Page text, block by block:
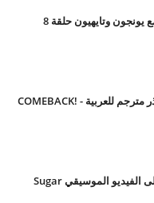
برنامج شوقا SUCHWITA مع يونجون وتايهيون حلقة 8
بث العودة تومورو باي توقيذر مترجم للعربية - COMEBACK!
رياكشن تمورو باي توقذر على الفيديو الموسيقي Sugar